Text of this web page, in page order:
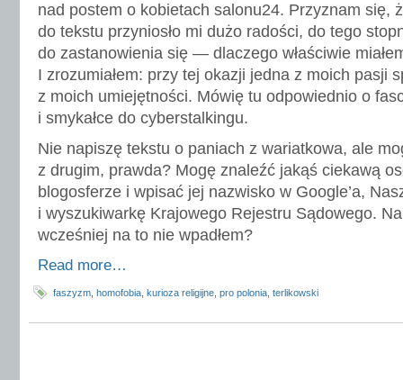
nad postem o kobietach salonu24. Przyznam się,
do tekstu przyniosło mi dużo radości, do tego
do zastanowienia się — dlaczego właściwie
I zrozumiałem: przy tej okazji jedna z moich pasji
z moich umiejętności. Mówię tu odpowiednio o
i smykałce do cyberstalkingu.
Nie napiszę tekstu o paniach z wariatkowa, ale
z drugim, prawda? Mogę znaleźć jakąś ciekawą
blogosferze i wpisać jej nazwisko w Google’a,
i wyszukiwarkę Krajowego Rejestru Sądowego.
wcześniej na to nie wpadłem?
Read more…
faszyzm homofobia kurioza religijne pro polonia terlikowski